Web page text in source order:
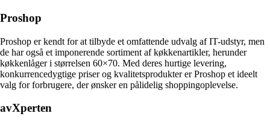
Proshop
Proshop er kendt for at tilbyde et omfattende udvalg af IT-udstyr, men
de har også et imponerende sortiment af køkkenartikler, herunder
køkkenlåger i størrelsen 60×70. Med deres hurtige levering,
konkurrencedygtige priser og kvalitetsprodukter er Proshop et ideelt
valg for forbrugere, der ønsker en pålidelig shoppingoplevelse.
avXperten